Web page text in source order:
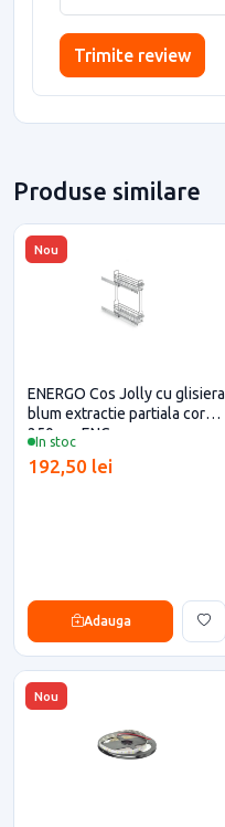
Trimite review
Produse similare
Nou
In stoc
ENERGO Cos Jolly cu glisiera
blum extractie partiala corp
250mm ENG
192,50 lei
Adauga
Nou